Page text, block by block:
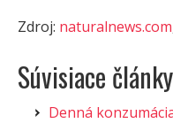
Zdroj: naturalnews.com
Súvisiace články
Denná